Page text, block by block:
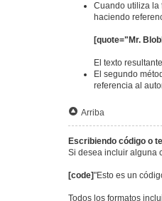
Cuando utiliza la
haciendo
[quote="Mr.
El texto
El segundo
referencia al
Arriba
Escribiendo código o
Si desea incluir alguna
[code]"Esto es un
Todos los formatos